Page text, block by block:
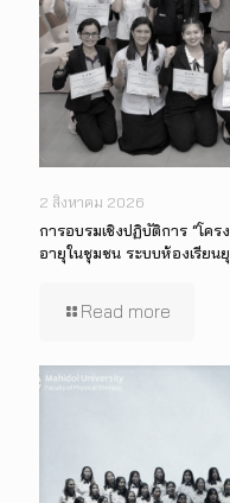
2 สิงหาคม 2026
การอบรมเชิงปฏิบัติการ “โค
อายุในชุมชน ระบบห้องเรีย
Read more